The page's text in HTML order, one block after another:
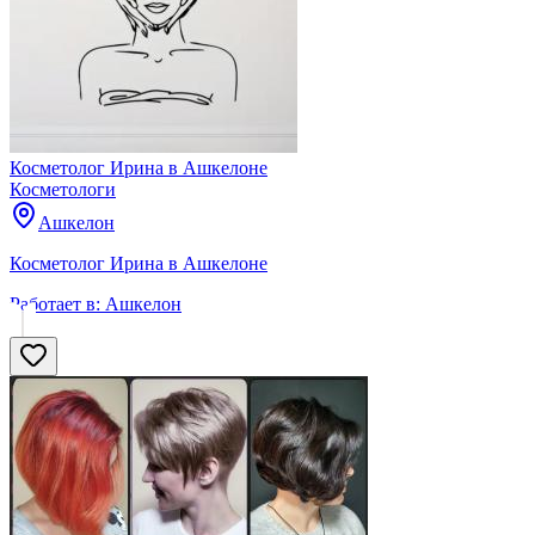
Косметолог Ирина в Ашкелоне
Косметологи
Ашкелон
Косметолог Ирина в Ашкелоне
Работает в: Ашкелон